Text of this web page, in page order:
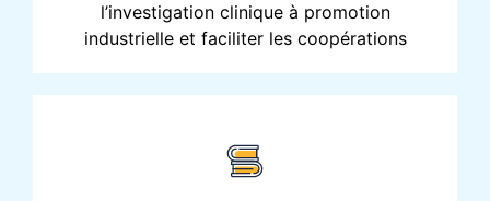
l’investigation clinique à promotion
industrielle et faciliter les coopérations